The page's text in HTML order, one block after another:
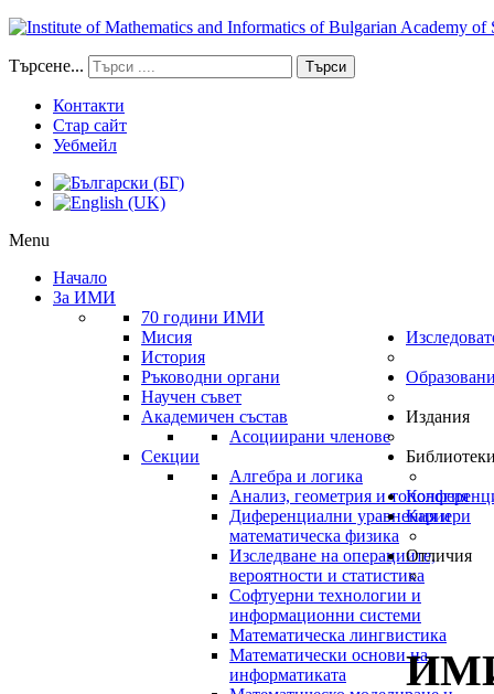
Търсене... Търси
Контакти
Стар сайт
Уебмейл
Menu
Начало
За ИМИ
70 години ИМИ
Мисия
История
Ръководни органи
Научен съвет
Академичен състав
Асоциирани членове
Секции
Алгебра и логика
Анализ, геометрия и топология
Диференциални уравнения и
математическа физика
Изследване на операциите,
вероятности и статистика
Софтуерни технологии и
информационни системи
Математическа лингвистика
Математически основи на
информатиката
Издания
Кариери
Отличия